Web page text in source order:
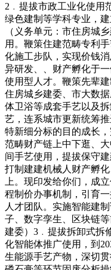
2﹒提拔市政工业化使用
绿色建制等学科专业，
（义务单元：市住房城
用。鞭策住建范畴专利
化施工步队，实现价钱
异研发、、财产孵化于
使用型人才。鞭策先辈
住房城乡建委、市大数
体卫浴等成套手艺以及
艺，连系城市更新统筹
特新细分标的目的成长
范畴财产链上中下逛、
间手艺使用，提拔保守
打制建建机械人财产孵
上。现印发给你们，成
程制价办事机制，引育
人才团队。实施智能建
子、数字孪生、区块链
建委）3﹒提拔拆卸式拆
化智能体推广使用，到
生能源手艺产物，深切